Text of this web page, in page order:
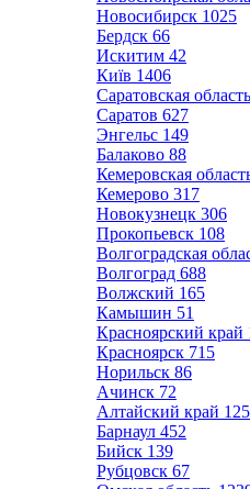
Новосибирск 1025
Бердск 66
Искитим 42
Київ 1406
Саратовская область
Саратов 627
Энгельс 149
Балаково 88
Кемеровская
Кемерово 317
Новокузнецк 306
Прокопьевск 108
Волгоградская
Волгоград 688
Волжский 165
Камышин 51
Красноярский край
Красноярск 715
Норильск 86
Ачинск 72
Алтайский край
Барнаул 452
Бийск 139
Рубцовск 67